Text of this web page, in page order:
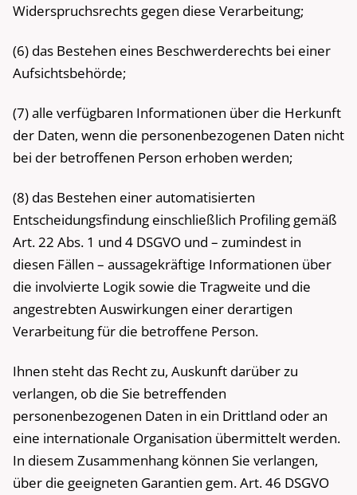
Widerspruchsrechts gegen diese Verarbeitung;
(6) das Bestehen eines Beschwerderechts bei einer
Aufsichtsbehörde;
(7) alle verfügbaren Informationen über die Herkunft
der Daten, wenn die personenbezogenen Daten nicht
bei der betroffenen Person erhoben werden;
(8) das Bestehen einer automatisierten
Entscheidungsfindung einschließlich Profiling gemäß
Art. 22 Abs. 1 und 4 DSGVO und – zumindest in
diesen Fällen – aussagekräftige Informationen über
die involvierte Logik sowie die Tragweite und die
angestrebten Auswirkungen einer derartigen
Verarbeitung für die betroffene Person.
Ihnen steht das Recht zu, Auskunft darüber zu
verlangen, ob die Sie betreffenden
personenbezogenen Daten in ein Drittland oder an
eine internationale Organisation übermittelt werden.
In diesem Zusammenhang können Sie verlangen,
über die geeigneten Garantien gem. Art. 46 DSGVO